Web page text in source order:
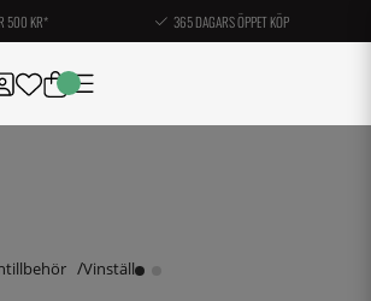
500 KR* 365 DAGARS ÖPPET KÖP
Vinställ